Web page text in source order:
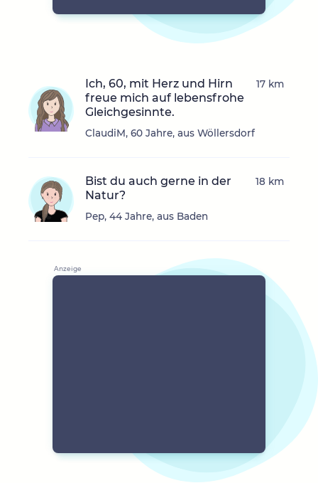
Ich, 60, mit Herz und Hirn
freue mich auf lebensfrohe
Gleichgesinnte.
ClaudiM, 60 Jahre, aus Wöllersdorf
17 km
Bist du auch gerne in der
Natur?
Pep, 44 Jahre, aus Baden
18 km